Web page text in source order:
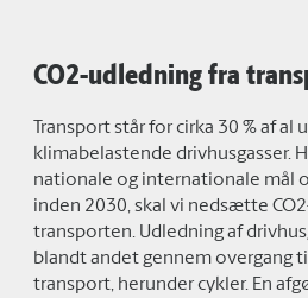
CO2-udledning fra
Transport står for cirka 30 % af al
klimabelastende drivhusgasser.
nationale og internationale mål
inden 2030, skal vi nedsætte
transporten. Udledning af
blandt andet gennem overgang
transport, herunder cykler. En